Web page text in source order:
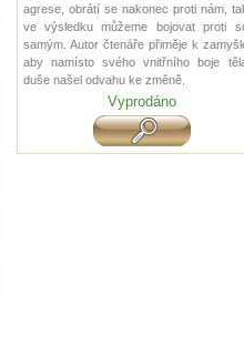
agrese, obrátí se nakonec proti nám,
ve výsledku můžeme bojovat proti
samým. Autor čtenáře přiměje k
aby namísto svého vnitřního boje
duše našel odvahu ke změně.
Vyprodáno